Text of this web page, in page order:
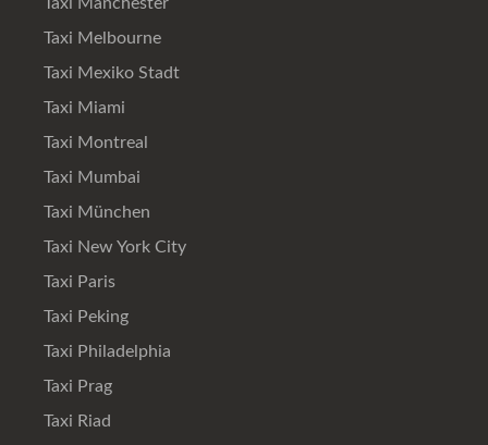
Taxi Melbourne
Taxi Mexiko Stadt
Taxi Miami
Taxi Montreal
Taxi Mumbai
Taxi München
Taxi New York City
Taxi Paris
Taxi Peking
Taxi Philadelphia
Taxi Prag
Taxi Riad